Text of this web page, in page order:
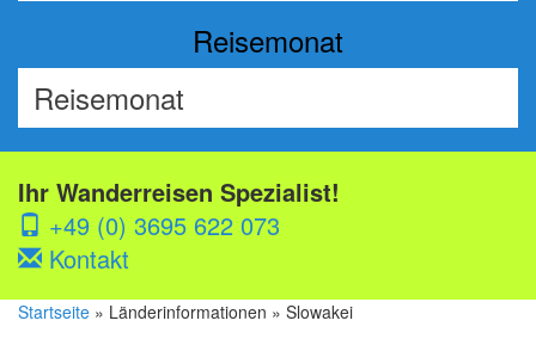
Reisemonat
Ihr Wanderreisen Spezialist!
+49 (0) 3695 622 073
Kontakt
Startseite » Länderinformationen » Slowakei